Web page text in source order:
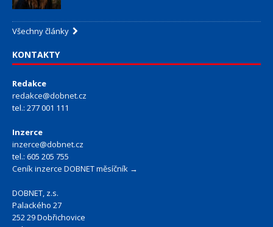
Všechny články
KONTAKTY
Redakce
redakce@dobnet.cz
tel.: 277 001 111
Inzerce
inzerce@dobnet.cz
tel.: 605 205 755
Ceník inzerce DOBNET měsíčník →
DOBNET, z.s.
Palackého 27
252 29 Dobřichovice